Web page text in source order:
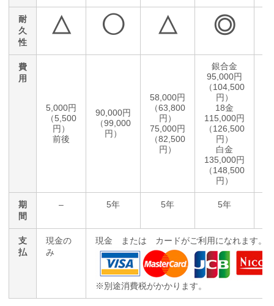
耐
久
性
△ ◯ △ ◎
費
用
5,000円
（5,500
円）
前後
90,000円
（99,000
円）
58,000円
（63,800
円）
75,000円
（82,500
円）
銀合金
95,000円
（104,500
円）
18金
115,000円
（126,500
円）
白金
135,000円
（148,500
円）
期
間
– 5年 5年 5年
支
払
現金の
み
現金 または カードがご利用になれます。
※別途消費税がかかります。